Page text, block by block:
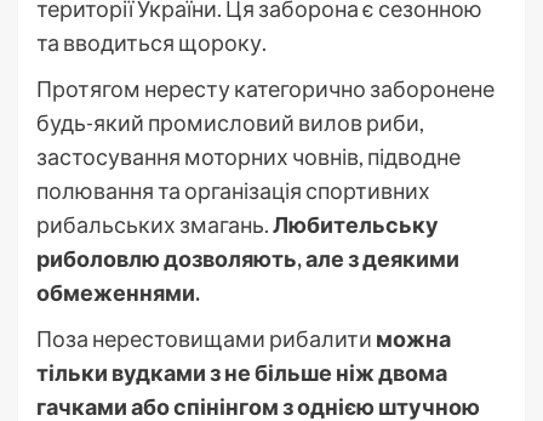
території України. Ця заборона є сезонною
та вводиться щороку.
Протягом нересту категорично заборонене
будь-який промисловий вилов риби,
застосування моторних човнів, підводне
полювання та організація спортивних
рибальських змагань.Любительську
риболовлю дозволяють, але з деякими
обмеженнями.
Поза нерестовищами рибалити можна
тільки вудками з не більше ніж двома
гачками або спінінгом з однією штучною